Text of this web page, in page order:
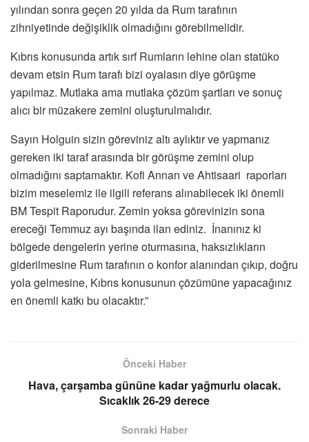
yılından sonra geçen 20 yılda da Rum tarafının
zihniyetinde değişiklik olmadığını görebilmelidir.
Kıbrıs konusunda artık sırf Rumların lehine olan statüko
devam etsin Rum tarafı bizi oyalasın diye görüşme
yapılmaz. Mutlaka ama mutlaka çözüm şartları ve sonuç
alıcı bir müzakere zemini oluşturulmalıdır.
Sayın Holguin sizin göreviniz altı aylıktır ve yapmanız
gereken iki taraf arasında bir görüşme zemini olup
olmadığını saptamaktır. Kofi Annan ve Ahtisaari raporları
bizim meselemiz ile ilgili referans alınabilecek iki önemli
BM Tespit Raporudur. Zemin yoksa görevinizin sona
ereceği Temmuz ayı başında ilan ediniz. İnanınız ki
bölgede dengelerin yerine oturmasına, haksızlıkların
giderilmesine Rum tarafının o konfor alanından çıkıp, doğru
yola gelmesine, Kıbrıs konusunun çözümüne yapacağınız
en önemli katkı bu olacaktır.”
Önceki Haber
Hava, çarşamba gününe kadar yağmurlu olacak.
Sıcaklık 26-29 derece
Sonraki Haber